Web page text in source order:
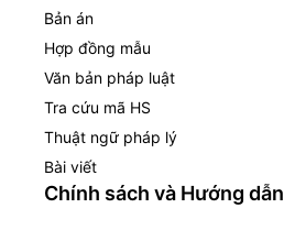
Bản án
Hợp đồng mẫu
Văn bản pháp luật
Tra cứu mã HS
Thuật ngữ pháp lý
Bài viết
Chính sách và Hướng dẫn